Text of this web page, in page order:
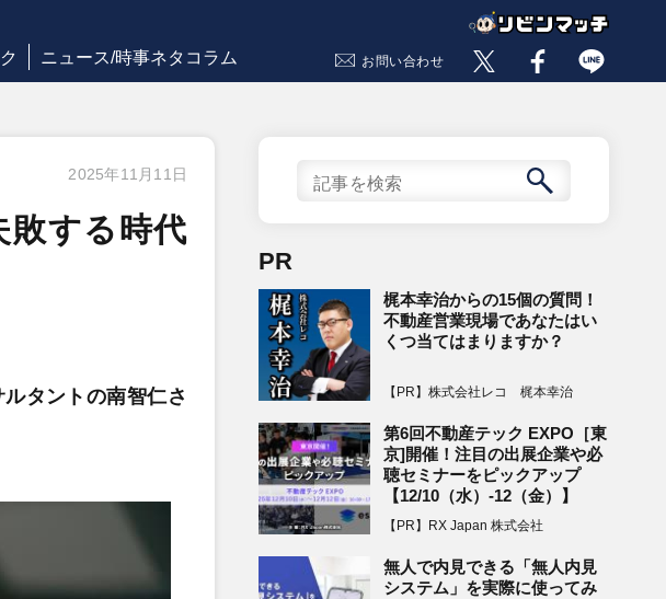
ニュース/時事ネタコラム お問い合わせ
2025年11月11日
敗する時代
タントの南智仁さ
PR
梶本幸治からの15個の質問！
不動産営業現場であなたはい
くつ当てはまりますか？
【PR】株式会社レコ 梶本幸治
第6回不動産テック EXPO［東
京]開催！注目の出展企業や必
聴セミナーをピックアップ
【12/10（水）-12（金）】
【PR】RX Japan 株式会社
無人で内見できる「無人内見
システム」を実際に使ってみ